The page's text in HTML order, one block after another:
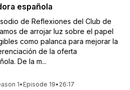
española
de Reflexiones del Club de
de arrojar luz sobre el papel
como palanca para mejorar la
de la oferta
De la m...
1• Episode 19• 26:17